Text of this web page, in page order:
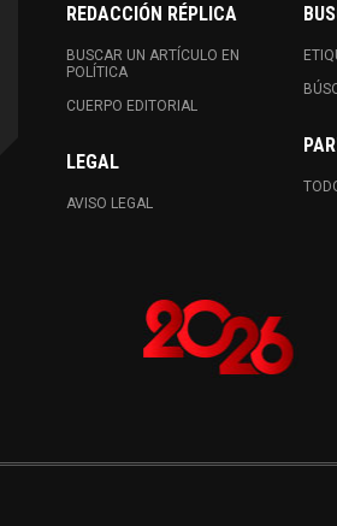
REDACCIÓN RÉPLICA
BUSCAR UN ARTÍCULO EN
POLÍTICA
CUERPO EDITORIAL
LEGAL
AVISO LEGAL